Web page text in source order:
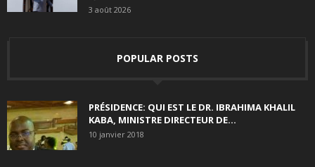
3 août 2026
POPULAR POSTS
PRÉSIDENCE: QUI EST LE DR. IBRAHIMA KHALIL
KABA, MINISTRE DIRECTEUR DE...
10 janvier 2018